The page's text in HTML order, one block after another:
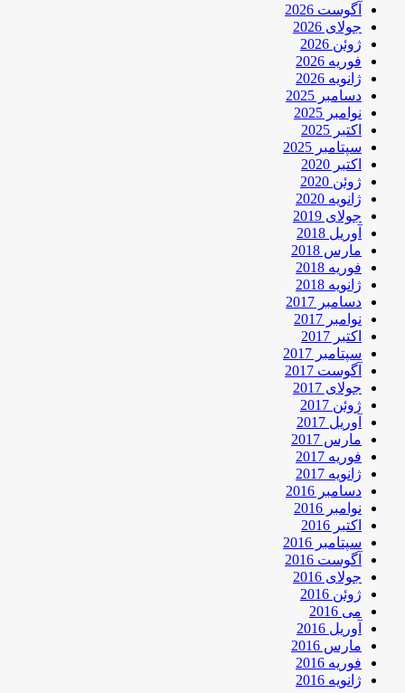
آگوست 2026
جولای 2026
ژوئن 2026
فوریه 2026
ژانویه 2026
دسامبر 2025
نوامبر 2025
اکتبر 2025
سپتامبر 2025
اکتبر 2020
ژوئن 2020
ژانویه 2020
جولای 2019
آوریل 2018
مارس 2018
فوریه 2018
ژانویه 2018
دسامبر 2017
نوامبر 2017
اکتبر 2017
سپتامبر 2017
آگوست 2017
جولای 2017
ژوئن 2017
آوریل 2017
مارس 2017
فوریه 2017
ژانویه 2017
دسامبر 2016
نوامبر 2016
اکتبر 2016
سپتامبر 2016
آگوست 2016
جولای 2016
ژوئن 2016
می 2016
آوریل 2016
مارس 2016
فوریه 2016
ژانویه 2016